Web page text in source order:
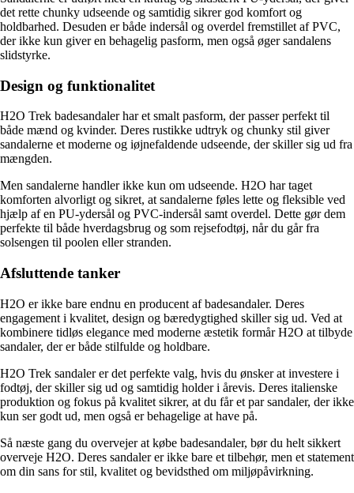
det rette chunky udseende og samtidig sikrer god komfort og
holdbarhed. Desuden er både indersål og overdel fremstillet af PVC,
der ikke kun giver en behagelig pasform, men også øger sandalens
slidstyrke.
Design og funktionalitet
H2O Trek badesandaler har et smalt pasform, der passer perfekt til
både mænd og kvinder. Deres rustikke udtryk og chunky stil giver
sandalerne et moderne og iøjnefaldende udseende, der skiller sig ud fra
mængden.
Men sandalerne handler ikke kun om udseende. H2O har taget
komforten alvorligt og sikret, at sandalerne føles lette og fleksible ved
hjælp af en PU-ydersål og PVC-indersål samt overdel. Dette gør dem
perfekte til både hverdagsbrug og som rejsefodtøj, når du går fra
solsengen til poolen eller stranden.
Afsluttende tanker
H2O er ikke bare endnu en producent af badesandaler. Deres
engagement i kvalitet, design og bæredygtighed skiller sig ud. Ved at
kombinere tidløs elegance med moderne æstetik formår H2O at tilbyde
sandaler, der er både stilfulde og holdbare.
H2O Trek sandaler er det perfekte valg, hvis du ønsker at investere i
fodtøj, der skiller sig ud og samtidig holder i årevis. Deres italienske
produktion og fokus på kvalitet sikrer, at du får et par sandaler, der ikke
kun ser godt ud, men også er behagelige at have på.
Så næste gang du overvejer at købe badesandaler, bør du helt sikkert
overveje H2O. Deres sandaler er ikke bare et tilbehør, men et statement
om din sans for stil, kvalitet og bevidsthed om miljøpåvirkning.